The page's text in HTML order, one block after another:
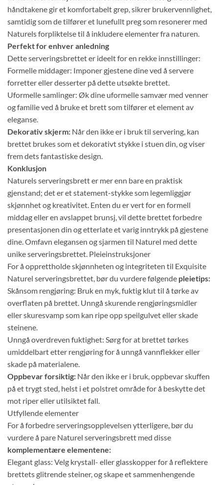
håndtakene gir et komfortabelt grep, sikrer brukervennlighet,
samtidig som de tilfører et lunefullt preg som resonerer med
Naturels forpliktelse til å inkludere elementer fra naturen.
Perfekt for enhver anledning
Dette serveringsbrettet er ideelt for en rekke innstillinger:
Formelle middager: Imponer gjestene dine ved å servere
forretter eller desserter på dette utsøkte brettet.
Uformelle samlinger: Øk dine uformelle samvær med venner
og familie ved å bruke et brett som tilfører et element av
eleganse.
Dekorativ skjerm: Når den ikke er i bruk til servering, kan
brettet brukes som et dekorativt stykke i stuen din, og viser
frem dets fantastiske design.
Konklusjon
Naturels serveringsbrett er mer enn bare en praktisk
gjenstand; det er et statement-stykke som legemliggjør
skjønnhet og kreativitet. Enten du er vert for en formell
middag eller en avslappet brunsj, vil dette brettet forbedre
presentasjonen din og etterlate et varig inntrykk på gjestene
dine. Omfavn elegansen og sjarmen til Naturel med dette
unike serveringsbrettet. Pleieinstruksjoner
For å opprettholde skjønnheten og integriteten til Exquisite
Naturel serveringsbrettet, bør du vurdere følgende pleietips:
Skånsom rengjøring: Bruk en myk, fuktig klut til å tørke av
overflaten på brettet. Unngå skurende rengjøringsmidler
eller skuresvamp som kan ripe opp speilgulvet eller skade
steinene.
Unngå overdreven fuktighet: Sørg for at brettet tørkes
umiddelbart etter rengjøring for å unngå vannflekker eller
skade på materialene.
Oppbevar forsiktig: Når den ikke er i bruk, oppbevar skuffen
på et trygt sted, helst i et polstret område for å beskytte det
mot riper eller utilsiktet fall.
Utfyllende elementer
For å forbedre serveringsopplevelsen ytterligere, bør du
vurdere å pare Naturel serveringsbrett med disse
komplementære elementene:
Elegant glass: Velg krystall- eller glasskopper for å reflektere
brettets glitrende steiner, og skape et sammenhengende